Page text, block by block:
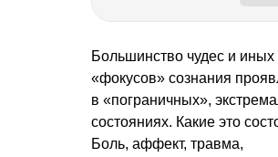
Большинство чудес и иных
«фокусов» сознания
в «пограничных»,
состояниях. Какие это
Боль, аффект, травма,